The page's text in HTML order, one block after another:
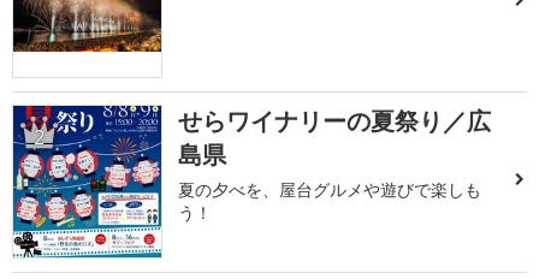
2
せらワイナリーの夏祭り／広
島県
夏の夕べを、屋台グルメや遊びで楽しも
う！